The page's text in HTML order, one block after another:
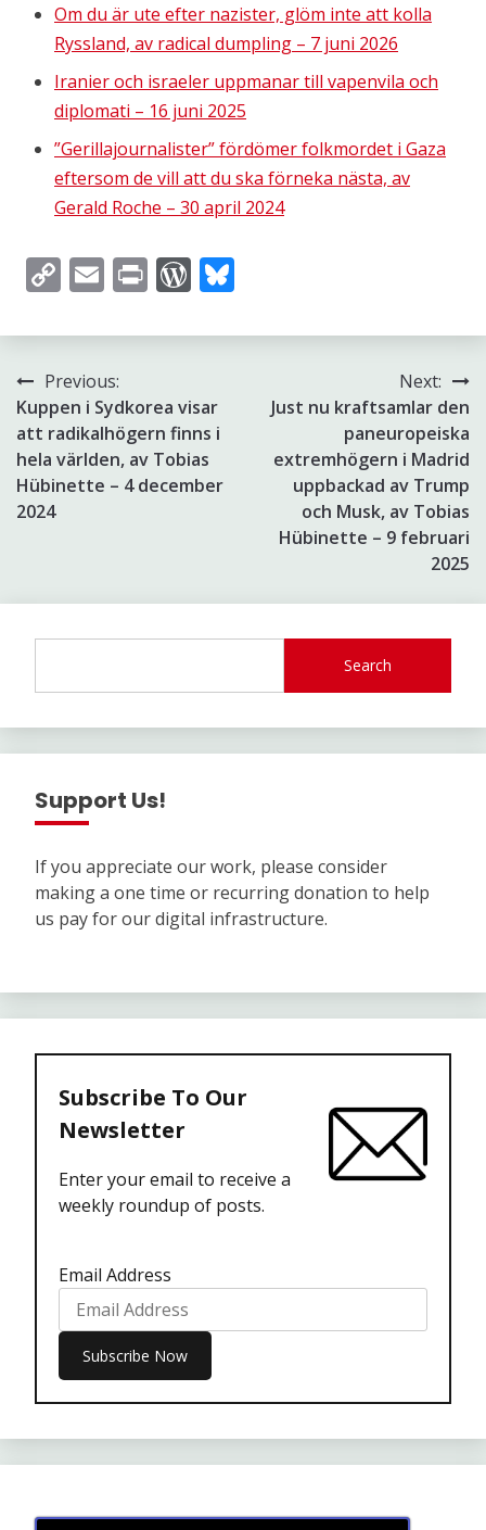
Om du är ute efter nazister, glöm inte att kolla
Ryssland, av radical dumpling – 7 juni 2026
Iranier och israeler uppmanar till vapenvila och
diplomati – 16 juni 2025
”Gerillajournalister” fördömer folkmordet i Gaza
eftersom de vill att du ska förneka nästa, av
Gerald Roche – 30 april 2024
Copy
Link
EmailPrintWordPress
Inläggsnavigering
Previous:
Kuppen i Sydkorea visar
att radikalhögern finns i
hela världen, av Tobias
Hübinette – 4 december
2024
Next:
Just nu kraftsamlar den
paneuropeiska
extremhögern i Madrid
uppbackad av Trump
och Musk, av Tobias
Hübinette – 9 februari
2025
Search
Support Us!
If you appreciate our work, please consider
making a one time or recurring donation to help
us pay for our digital infrastructure.
Subscribe To Our
Newsletter
Enter your email to receive a
weekly roundup of posts.
Email Address